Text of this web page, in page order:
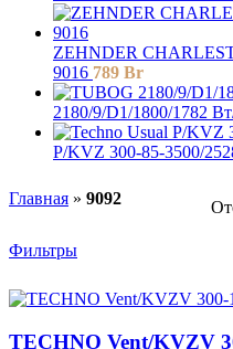
ZEHNDER
9016 789 Br
2180/9/D1/1800/1782
P/KVZ 300-85-3500/
Главная » 9092
Фильтры
TECHNO Vent/KVZV